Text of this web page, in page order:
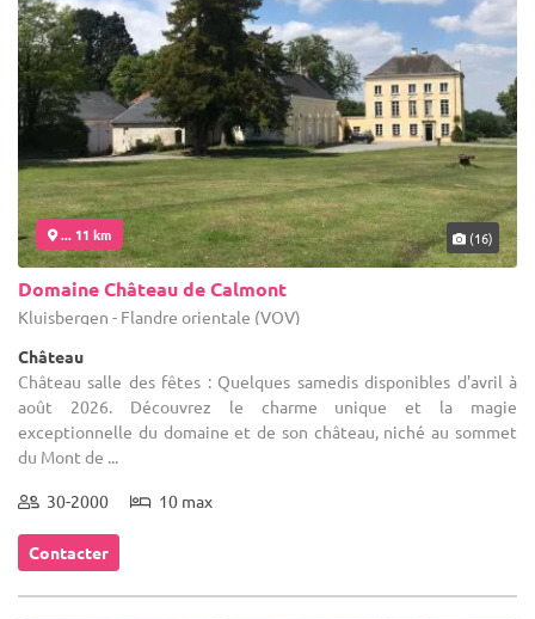
... 11 km (16)
Domaine Château de Calmont
Kluisbergen - Flandre orientale (VOV)
Château
Château salle des fêtes : Quelques samedis disponibles d'avril à
août 2026. Découvrez le charme unique et la magie
exceptionnelle du domaine et de son château, niché au sommet
du Mont de ...
30-2000 10 max
Contacter